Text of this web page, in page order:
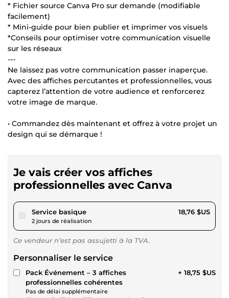
* Fichier source Canva Pro sur demande (modifiable
facilement)
* Mini-guide pour bien publier et imprimer vos visuels
*Conseils pour optimiser votre communication visuelle
sur les réseaux
---
Ne laissez pas votre communication passer inaperçue.
Avec des affiches percutantes et professionnelles, vous
capterez l’attention de votre audience et renforcerez
votre image de marque.
• Commandez dès maintenant et offrez à votre projet un
design qui se démarque !
Je vais créer vos affiches
professionnelles avec Canva
Service basiquepour 17,28 $US
2 jours de réalisation
18,76 $US
Ce vendeur n’est pas assujetti à la TVA.
Personnaliser le service
Pack Événement – 3 affiches
professionnelles cohérentes
Pas de délai supplémentaire
+ 18,75 $US